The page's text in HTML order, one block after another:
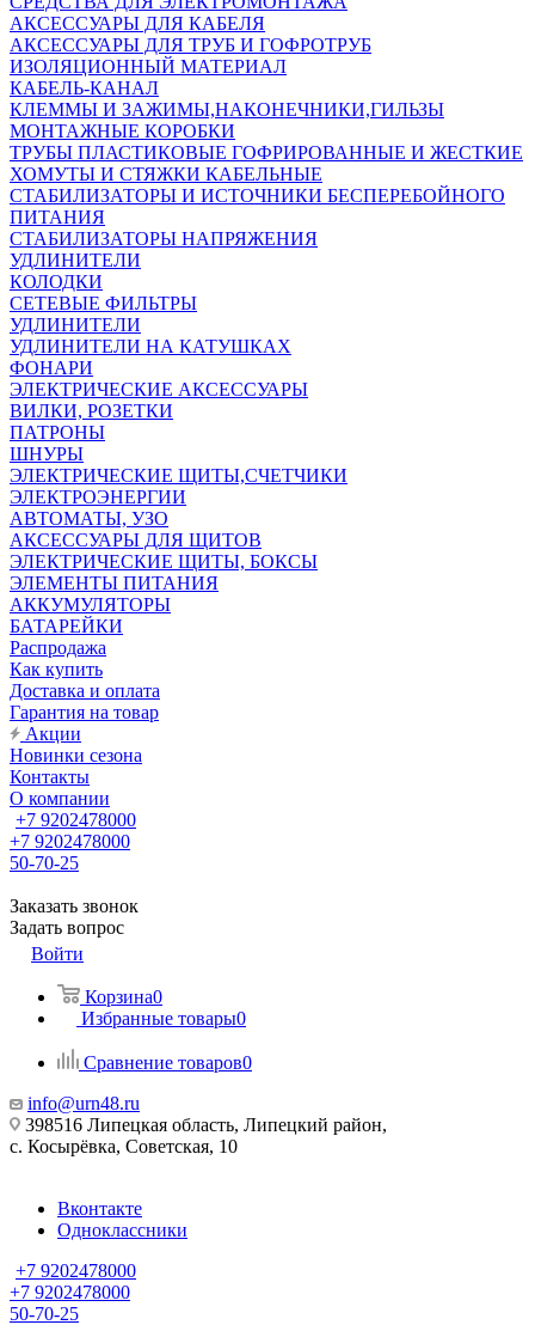
АКСЕССУАРЫ ДЛЯ КАБЕЛЯ
АКСЕССУАРЫ ДЛЯ ТРУБ И ГОФРОТРУБ
ИЗОЛЯЦИОННЫЙ МАТЕРИАЛ
КАБЕЛЬ-КАНАЛ
КЛЕММЫ И ЗАЖИМЫ,НАКОНЕЧНИКИ,ГИЛЬЗЫ
МОНТАЖНЫЕ КОРОБКИ
ТРУБЫ ПЛАСТИКОВЫЕ ГОФРИРОВАННЫЕ И ЖЕСТКИЕ
ХОМУТЫ И СТЯЖКИ КАБЕЛЬНЫЕ
СТАБИЛИЗАТОРЫ И ИСТОЧНИКИ БЕСПЕРЕБОЙНОГО
ПИТАНИЯ
СТАБИЛИЗАТОРЫ НАПРЯЖЕНИЯ
УДЛИНИТЕЛИ
КОЛОДКИ
СЕТЕВЫЕ ФИЛЬТРЫ
УДЛИНИТЕЛИ
УДЛИНИТЕЛИ НА КАТУШКАХ
ФОНАРИ
ЭЛЕКТРИЧЕСКИЕ АКСЕССУАРЫ
ВИЛКИ, РОЗЕТКИ
ПАТРОНЫ
ШНУРЫ
ЭЛЕКТРИЧЕСКИЕ ЩИТЫ,СЧЕТЧИКИ
ЭЛЕКТРОЭНЕРГИИ
АВТОМАТЫ, УЗО
АКСЕССУАРЫ ДЛЯ ЩИТОВ
ЭЛЕКТРИЧЕСКИЕ ЩИТЫ, БОКСЫ
ЭЛЕМЕНТЫ ПИТАНИЯ
АККУМУЛЯТОРЫ
БАТАРЕЙКИ
Распродажа
Как купить
Доставка и оплата
Гарантия на товар
Акции
Новинки сезона
Контакты
О компании
+7 9202478000
+7 9202478000
50-70-25
Заказать звонок
Задать вопрос
Войти
Корзина0
Избранные товары0
Сравнение товаров0
info@urn48.ru
398516 Липецкая область, Липецкий район,
с. Косырёвка, Советская, 10
Вконтакте
Одноклассники
+7 9202478000
+7 9202478000
50-70-25